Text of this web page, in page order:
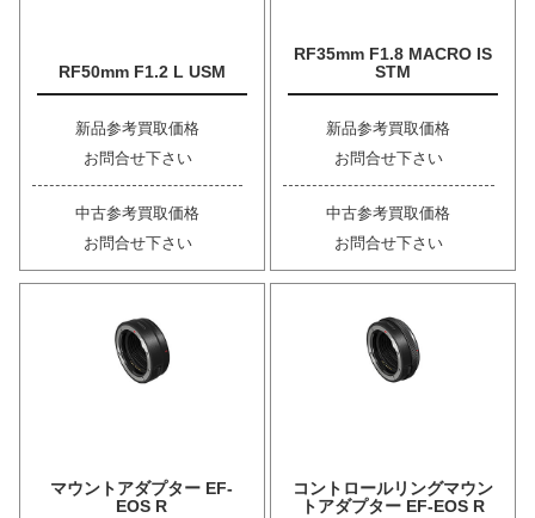
RF50mm F1.2 L USM
新品参考買取価格
お問合せ下さい
中古参考買取価格
お問合せ下さい
RF35mm F1.8 MACRO IS
STM
新品参考買取価格
お問合せ下さい
中古参考買取価格
お問合せ下さい
マウントアダプター EF-
EOS R
コントロールリングマウン
トアダプター EF-EOS R